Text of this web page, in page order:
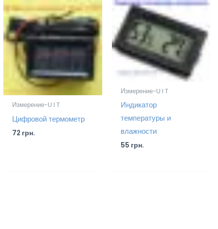
Измерение-U I T
Цифровой термометр
72 грн.
Измерение-U I T
Индикатор
температуры и
влажности
55 грн.